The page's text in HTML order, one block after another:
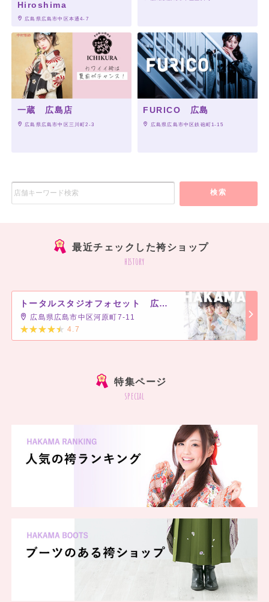
Hiroshima
広島県広島市中区本通4-7
一蔵 広島店
広島県広島市中区三川町2-3
FURICO 広島
広島県広島市中区鉄砲町1-15
検索
最近チェックした袴ショップ
history
トータルスタジオフォセット 広島店
広島県広島市中区河原町7-11
4.7
特集ページ
special